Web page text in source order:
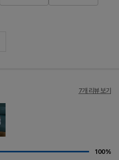
7개 리뷰 보기
100%